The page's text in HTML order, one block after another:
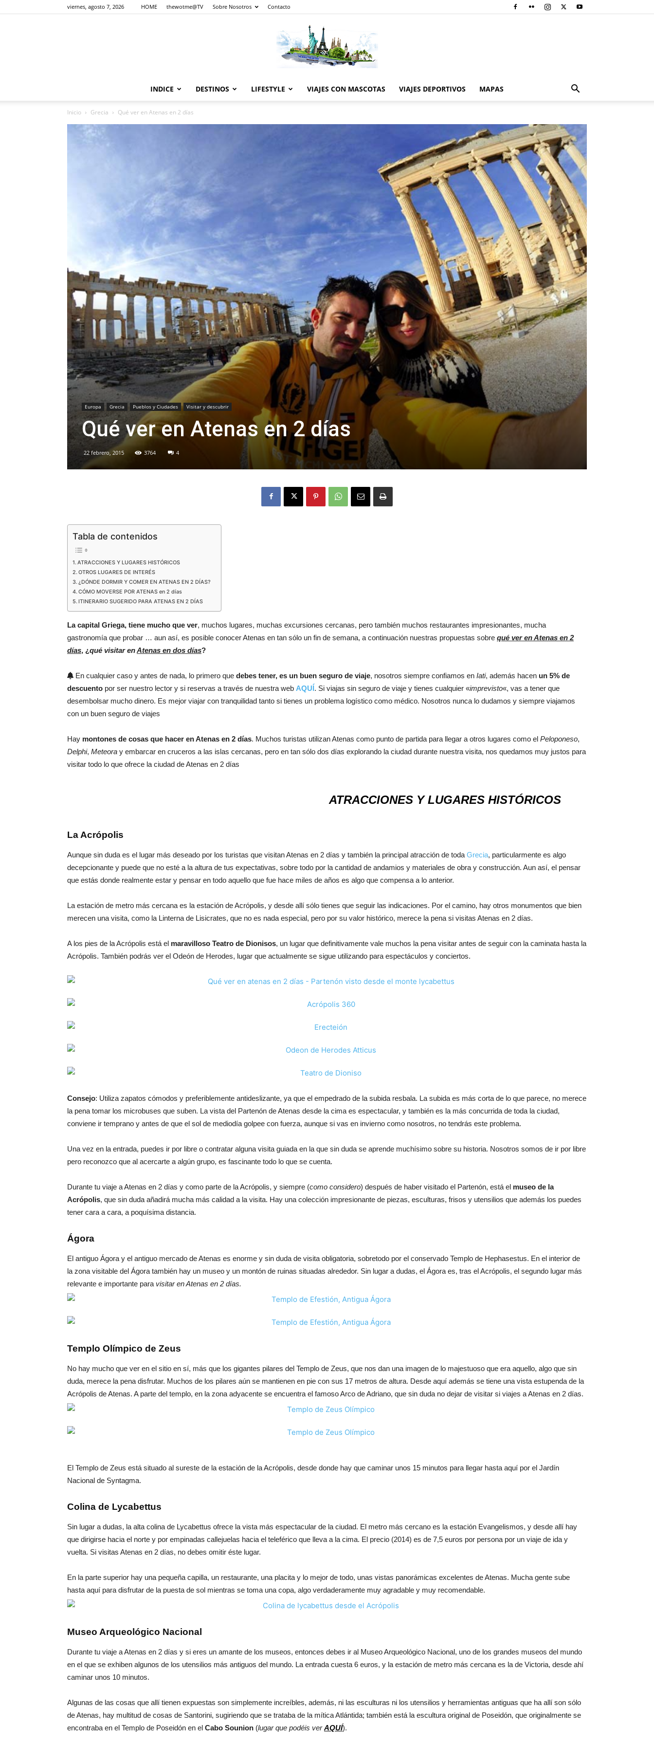
viernes, agosto 7, 2026 HOME thewotme@TV Sobre Nosotros Contacto
Thru
My
Eyes
INDICE DESTINOS LIFESTYLE VIAJES CON MASCOTAS VIAJES DEPORTIVOS MAPAS
Inicio Grecia Qué ver en Atenas en 2 días
Europa Grecia Pueblos y Ciudades Visitar y descubrir
Qué ver en Atenas en 2 días
22 febrero, 2015 3764 4
Tabla de contenidos
ATRACCIONES Y LUGARES HISTÓRICOS
OTROS LUGARES DE INTERÉS
¿DÓNDE DORMIR Y COMER EN ATENAS EN 2 DÍAS?
CÓMO MOVERSE POR ATENAS en 2 días
ITINERARIO SUGERIDO PARA ATENAS EN 2 DÍAS
La capital Griega, tiene mucho que ver, muchos lugares, muchas excursiones cercanas, pero también muchos restaurantes impresionantes, mucha
gastronomía que probar … aun así, es posible conocer Atenas en tan sólo un fin de semana, a continuación nuestras propuestas sobre qué ver en Atenas en 2
días, ¿qué visitar enAtenas en dos días?
En cualquier caso y antes de nada, lo primero quedebes tener, es un buen seguro de viaje, nosotros siempre confiamos enIati, además hacen un 5% de
descuento por ser nuestro lector y si reservas a través de nuestra web AQUÍ. Si viajas sin seguro de viaje y tienes cualquier «imprevisto«, vas a tener que
desembolsar mucho dinero. Es mejor viajar con tranquilidad tanto si tienes un problema logístico como médico. Nosotros nunca lo dudamos y siempre viajamos
con un buen seguro de viajes
Hay montones de cosas que hacer en Atenas en 2 días. Muchos turistas utilizan Atenas como punto de partida para llegar a otros lugares como el Peloponeso,
Delphi, Meteora y embarcar en cruceros a las islas cercanas, pero en tan sólo dos días explorando la ciudad durante nuestra visita, nos quedamos muy justos para
visitar todo lo que ofrece la ciudad de Atenas en 2 días
ATRACCIONES Y LUGARES HISTÓRICOS
La Acrópolis
Aunque sin duda es el lugar más deseado por los turistas que visitan Atenas en 2 días y también la principal atracción de toda Grecia, particularmente es algo
decepcionante y puede que no esté a la altura de tus expectativas, sobre todo por la cantidad de andamios y materiales de obra y construcción. Aun así, el pensar
que estás donde realmente estar y pensar en todo aquello que fue hace miles de años es algo que compensa a lo anterior.
La estación de metro más cercana es la estación de Acrópolis, y desde allí sólo tienes que seguir las indicaciones. Por el camino, hay otros monumentos que bien
merecen una visita, como la Linterna de Lisicrates, que no es nada especial, pero por su valor histórico, merece la pena si visitas Atenas en 2 días.
A los pies de la Acrópolis está el maravilloso Teatro de Dionisos, un lugar que definitivamente vale muchos la pena visitar antes de seguir con la caminata hasta la
Acrópolis. También podrás ver el Odeón de Herodes, lugar que actualmente se sigue utilizando para espectáculos y conciertos.
Consejo: Utiliza zapatos cómodos y preferiblemente antideslizante, ya que el empedrado de la subida resbala. La subida es más corta de lo que parece, no merece
la pena tomar los microbuses que suben. La vista del Partenón de Atenas desde la cima es espectacular, y también es la más concurrida de toda la ciudad,
conviene ir temprano y antes de que el sol de mediodía golpee con fuerza, aunque si vas en invierno como nosotros, no tendrás este problema.
Una vez en la entrada, puedes ir por libre o contratar alguna visita guiada en la que sin duda se aprende muchísimo sobre su historia. Nosotros somos de ir por libre
pero reconozco que al acercarte a algún grupo, es fascinante todo lo que se cuenta.
Durante tu viaje a Atenas en 2 días y como parte de la Acrópolis, y siempre (como considero) después de haber visitado el Partenón, está el museo de la
Acrópolis, que sin duda añadirá mucha más calidad a la visita. Hay una colección impresionante de piezas, esculturas, frisos y utensilios que además los puedes
tener cara a cara, a poquísima distancia.
Ágora
El antiguo Ágora y el antiguo mercado de Atenas es enorme y sin duda de visita obligatoria, sobretodo por el conservado Templo de Hephasestus. En el interior de
la zona visitable del Ágora también hay un museo y un montón de ruinas situadas alrededor. Sin lugar a dudas, el Ágora es, tras el Acrópolis, el segundo lugar más
relevante e importante para visitar en Atenas en 2 días.
Templo Olímpico de Zeus
No hay mucho que ver en el sitio en sí, más que los gigantes pilares del Templo de Zeus, que nos dan una imagen de lo majestuoso que era aquello, algo que sin
duda, merece la pena disfrutar. Muchos de los pilares aún se mantienen en pie con sus 17 metros de altura. Desde aquí además se tiene una vista estupenda de la
Acrópolis de Atenas. A parte del templo, en la zona adyacente se encuentra el famoso Arco de Adriano, que sin duda no dejar de visitar si viajes a Atenas en 2 días.
El Templo de Zeus está situado al sureste de la estación de la Acrópolis, desde donde hay que caminar unos 15 minutos para llegar hasta aquí por el Jardín
Nacional de Syntagma.
Colina de Lycabettus
Sin lugar a dudas, la alta colina de Lycabettus ofrece la vista más espectacular de la ciudad. El metro más cercano es la estación Evangelismos, y desde allí hay
que dirigirse hacia el norte y por empinadas callejuelas hacia el teleférico que lleva a la cima. El precio (2014) es de 7,5 euros por persona por un viaje de ida y
vuelta. Si visitas Atenas en 2 días, no debes omitir éste lugar.
En la parte superior hay una pequeña capilla, un restaurante, una placita y lo mejor de todo, unas vistas panorámicas excelentes de Atenas. Mucha gente sube
hasta aquí para disfrutar de la puesta de sol mientras se toma una copa, algo verdaderamente muy agradable y muy recomendable.
Museo Arqueológico Nacional
Durante tu viaje a Atenas en 2 días y si eres un amante de los museos, entonces debes ir al Museo Arqueológico Nacional, uno de los grandes museos del mundo
en el que se exhiben algunos de los utensilios más antiguos del mundo. La entrada cuesta 6 euros, y la estación de metro más cercana es la de Victoria, desde ahí
caminar unos 10 minutos.
Algunas de las cosas que allí tienen expuestas son simplemente increíbles, además, ni las esculturas ni los utensilios y herramientas antiguas que ha allí son sólo
de Atenas, hay multitud de cosas de Santorini, sugiriendo que se trataba de la mítica Atlántida; también está la escultura original de Poseidón, que originalmente se
encontraba en el Templo de Poseidón en el Cabo Sounion (lugar que podéis verAQUÍ).